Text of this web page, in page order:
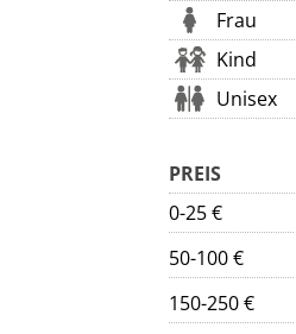
Frau
Kind
Unisex
PREIS
0-25 €
50-100 €
150-250 €